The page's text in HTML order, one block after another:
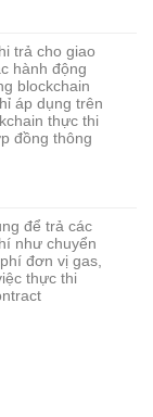
trả cho giao
hành động
blockchain
áp dụng trên
thực thi
đồng thông
để trả các
như chuyển
đơn vị gas,
thực thi